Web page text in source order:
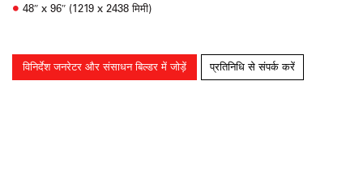
48″ x 96″ (1219 x 2438 मिमी)
विनिर्देश जनरेटर और संसाधन बिल्डर में जोड़ें प्रतिनिधि से संपर्क करें